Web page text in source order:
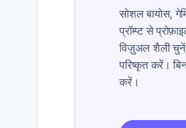
सोशल बायोस,
प्रॉम्प्ट से
विज़ुअल शैली चुनें,
परिष्कृत करें।
करें।